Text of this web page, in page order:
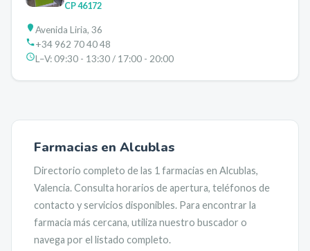
CP46172
Avenida Liria, 36
+34 962 70 40 48
L–V:09:30 - 13:30 / 17:00 - 20:00
Farmacias en Alcublas
Directorio completo de las 1 farmacias en Alcublas,
Valencia. Consulta horarios de apertura, teléfonos de
contacto y servicios disponibles. Para encontrar la
farmacia más cercana, utiliza nuestro buscador o
navega por el listado completo.